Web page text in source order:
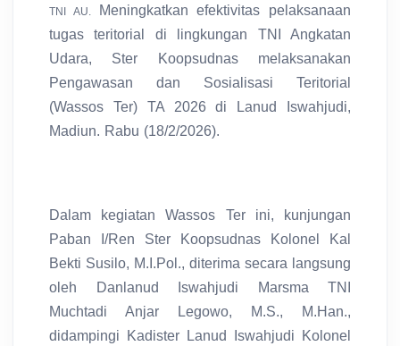
TNI AU.
Meningkatkan efektivitas pelaksanaan
tugas teritorial di lingkungan TNI Angkatan
Udara, Ster Koopsudnas melaksanakan
Pengawasan dan Sosialisasi Teritorial
(Wassos Ter) TA 2026 di Lanud Iswahjudi,
Madiun. Rabu (18/2/2026).
Dalam kegiatan Wassos Ter ini, kunjungan
Paban I/Ren Ster Koopsudnas Kolonel Kal
Bekti Susilo, M.I.Pol., diterima secara langsung
oleh Danlanud Iswahjudi Marsma TNI
Muchtadi Anjar Legowo, M.S., M.Han.,
didampingi Kadister Lanud Iswahjudi Kolonel